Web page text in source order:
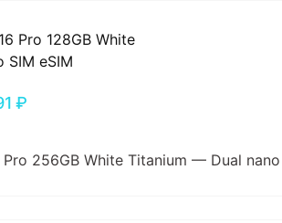
₽
Pro 256GB White Titanium — Dual nano